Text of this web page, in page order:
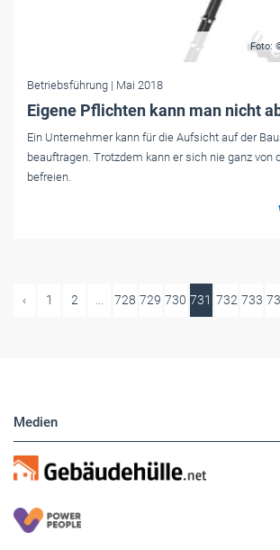
Foto:
Betriebsführung | Mai 2018
Eigene Pflichten kann man nicht
Ein Unternehmer kann für die Aufsicht auf der
beauftragen. Trotzdem kann er sich nie ganz von
befreien.
‹ 1 2 ... 728 729 730 731 732 733
Medien